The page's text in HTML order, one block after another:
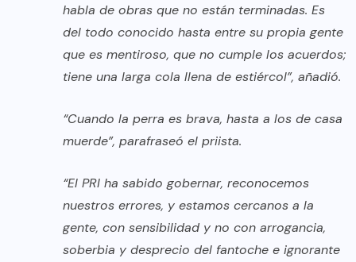
habla de obras que no están terminadas. Es
del todo conocido hasta entre su propia gente
que es mentiroso, que no cumple los acuerdos;
tiene una larga cola llena de estiércol”, añadió.
“Cuando la perra es brava, hasta a los de casa
muerde”, parafraseó el priista.
“El PRI ha sabido gobernar, reconocemos
nuestros errores, y estamos cercanos a la
gente, con sensibilidad y no con arrogancia,
soberbia y desprecio del fantoche e ignorante